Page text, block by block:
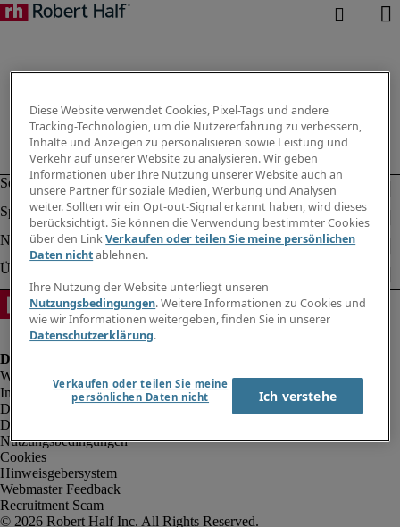
Impressum
Datenschutz
Datenschutz Arbeitnehmer/Zeitarbeitskräfte
Nutzungsbedingungen
Cookies
Hinweisgebersystem
Webmaster Feedback
Recruitment Scam
Diese Website verwendet Cookies, Pixel-Tags und andere
Tracking-Technologien, um die Nutzererfahrung zu verbessern,
Inhalte und Anzeigen zu personalisieren sowie Leistung und
Verkehr auf unserer Website zu analysieren. Wir geben
Informationen über Ihre Nutzung unserer Website auch an
unsere Partner für soziale Medien, Werbung und Analysen
weiter. Sollten wir ein Opt-out-Signal erkannt haben, wird dieses
berücksichtigt. Sie können die Verwendung bestimmter Cookies
über den LinkVerkaufen oder teilen Sie meine persönlichen
Daten nichtablehnen.
Ihre Nutzung der Website unterliegt unseren
Nutzungsbedingungen. Weitere Informationen zu Cookies und
wie wir Informationen weitergeben, finden Sie in unserer
Datenschutzerklärung.
Verkaufen oder teilen Sie meine
persönlichen Daten nicht
Ich verstehe